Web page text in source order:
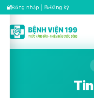
🔐Đăng nhập 📝Đăng ký